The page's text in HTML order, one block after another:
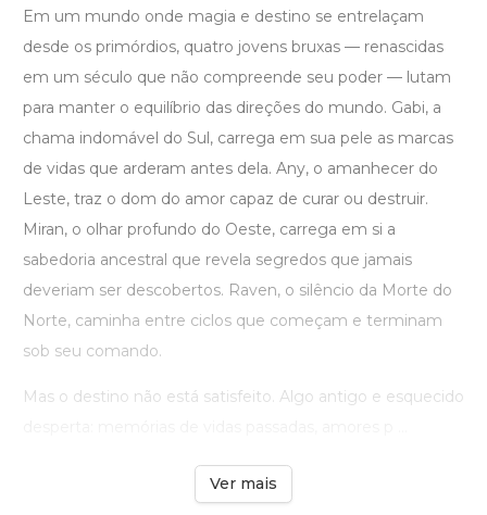
Em um mundo onde magia e destino se entrelaçam
desde os primórdios, quatro jovens bruxas — renascidas
em um século que não compreende seu poder — lutam
para manter o equilíbrio das direções do mundo. Gabi, a
chama indomável do Sul, carrega em sua pele as marcas
de vidas que arderam antes dela. Any, o amanhecer do
Leste, traz o dom do amor capaz de curar ou destruir.
Miran, o olhar profundo do Oeste, carrega em si a
sabedoria ancestral que revela segredos que jamais
deveriam ser descobertos. Raven, o silêncio da Morte do
Norte, caminha entre ciclos que começam e terminam
sob seu comando.
Mas o destino não está satisfeito. Algo antigo e esquecido
Ver mais